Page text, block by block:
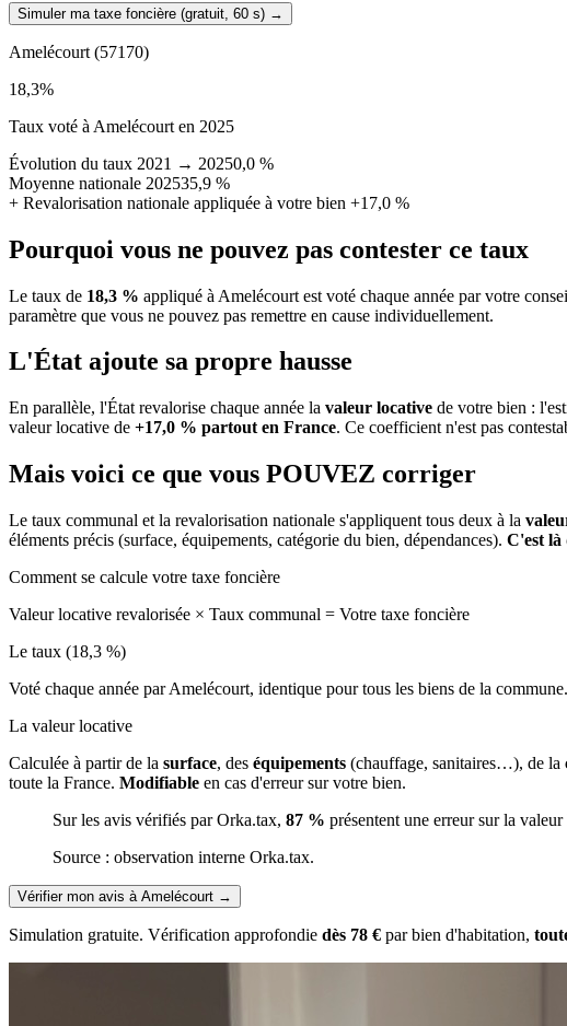
Simuler ma taxe foncière (gratuit, 60 s) →
Amelécourt (57170)
18,3%
Taux voté à Amelécourt en 2025
Évolution du taux 2021 → 20250,0 %
Moyenne nationale 202535,9 %
+ Revalorisation nationale appliquée à votre bien +17,0 %
Pourquoi vous ne pouvez pas contester ce taux
Le taux de 18,3 % appliqué à Amelécourt est voté chaque année par votre
paramètre que vous ne pouvez pas remettre en cause individuellement.
L'État ajoute sa propre hausse
En parallèle, l'État revalorise chaque année la valeur locative de votre bien :
valeur locative de +17,0 % partout en France. Ce coefficient n'est pas
Mais voici ce que vous POUVEZ corriger
Le taux communal et la revalorisation nationale s'appliquent tous deux à la
éléments précis (surface, équipements, catégorie du bien, dépendances). C'est là
Comment se calcule votre taxe foncière
Valeur locative revalorisée × Taux communal = Votre taxe foncière
Le taux (18,3 %)
Voté chaque année par Amelécourt, identique pour tous les biens de la commune.
La valeur locative
Calculée à partir de la surface, des équipements (chauffage, sanitaires…), de la
toute la France. Modifiable en cas d'erreur sur votre bien.
Sur les avis vérifiés par Orka.tax, 87 % présentent une erreur sur la
Source : observation interne Orka.tax.
Vérifier mon avis à Amelécourt →
Simulation gratuite. Vérification approfondie dès 78 € par bien d'habitation,